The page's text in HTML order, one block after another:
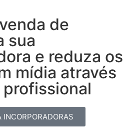
de
sua
e reduza os
mídia através
INCORPORADORAS